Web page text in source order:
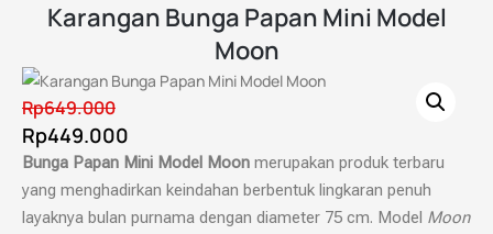
Karangan Bunga Papan Mini Model
Moon
Rp649.000
Rp449.000
Bunga Papan Mini Model Moon merupakan produk terbaru
yang menghadirkan keindahan berbentuk lingkaran penuh
layaknya bulan purnama dengan diameter 75 cm. Model Moon